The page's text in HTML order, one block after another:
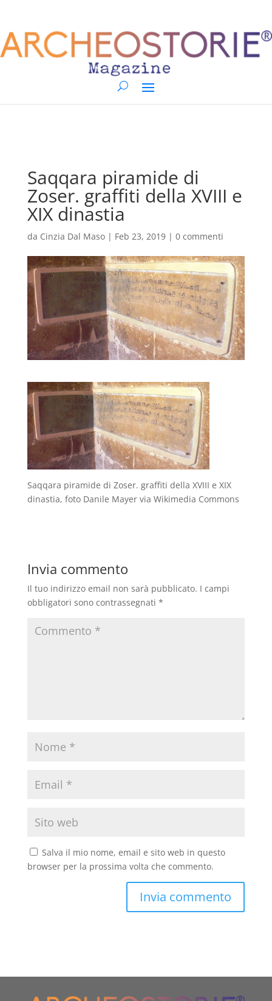
Saqqara piramide di
Zoser. graffiti della XVIII e
XIX dinastia
da Cinzia Dal Maso| Feb 23, 2019| 0 commenti
Saqqara piramide di Zoser. graffiti della XVIII e XIX
dinastia, foto Danile Mayer via Wikimedia Commons
Invia commento
Il tuo indirizzo email non sarà pubblicato. I campi
obbligatori sono contrassegnati *
Salva il mio nome, email e sito web in questo
browser per la prossima volta che commento.